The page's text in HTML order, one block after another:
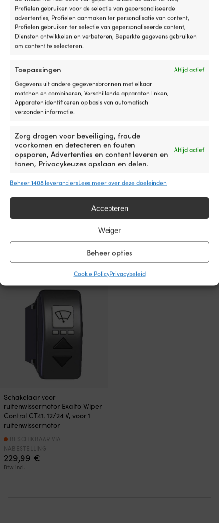
Profielen gebruiken voor de selectie van gepersonaliseerde
advertenties, Profielen aanmaken ter personalisatie van content,
Profielen gebruiken ter selectie van gepersonaliseerde content,
Diensten ontwikkelen en verbeteren, Beperkte gegevens gebruiken
om content te selecteren.
Toepassingen
Altijd actief
Gegevens uit andere gegevensbronnen met elkaar
matchen en combineren, Verschillende apparaten linken,
Apparaten identificeren op basis van automatisch
verzonden informatie.
Zorg dragen voor beveiliging, fraude
voorkomen en detecteren en fouten
opsporen, Advertenties en content leveren en
tonen, Privacykeuzes opslaan en delen.
Altijd actief
Beheer 1408 leveranciersLees meer over deze doeleinden
Accepteren
Weiger
Beheer opties
Cookie PolicyPrivacybeleid
snelheden, voor 1
ruitenwissermotor
79,99€
BESCHIKBAAR VIA
NABESTELLING
ruitenwissermotor
329,99€
BESCHIKBAAR VIA
NABESTELLING
Schakelaar / contact voor
ruitenwissermotor Exalto Wiper
snelheden, voor 2
Schakelaar / contact voor
ruitenwissermotor Exalto Wiper
Control Retro, 12 V, 2-
349,99
Schakelaar voor
ruitenwissermotor Exalto Wiper
Control CT41, 12/24 V, voor 1
ruitenwissermotor
229,99 €
Btw incl.
BESCHIKBAAR VIA
NABESTELLING